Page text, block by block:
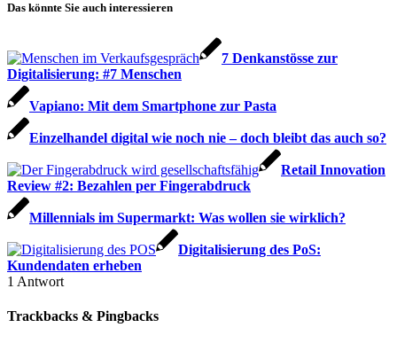
Das könnte Sie auch interessieren
7 Denkanstösse zur
Digitalisierung: #7 Menschen
Vapiano: Mit dem Smartphone zur Pasta
Einzelhandel digital wie noch nie – doch bleibt das auch so?
Retail Innovation
Review #2: Bezahlen per Fingerabdruck
Millennials im Supermarkt: Was wollen sie wirklich?
Digitalisierung des PoS:
Kundendaten erheben
1 Antwort
Trackbacks & Pingbacks